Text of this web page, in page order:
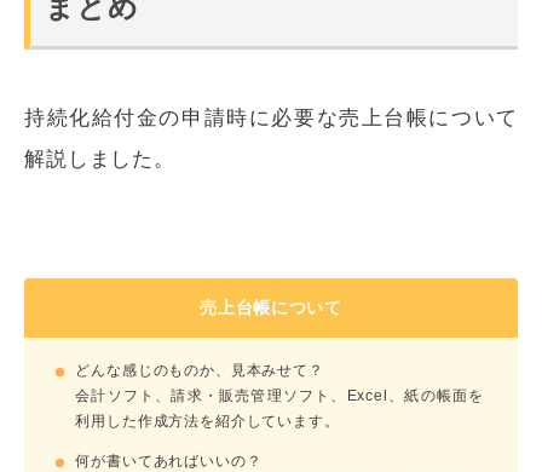
持続化給付金の申請時に必要な売上台帳について
解説しました。
売上台帳について
どんな感じのものか、見本みせて？
会計ソフト、請求・販売管理ソフト、Excel、紙の帳面を
利用した作成方法を紹介しています。
何が書いてあればいいの？